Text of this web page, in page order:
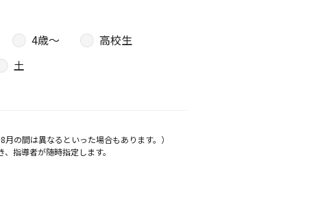
4歳〜
高校生
土
の間は異なるといった場合もあります。）
指導者が随時指定します。